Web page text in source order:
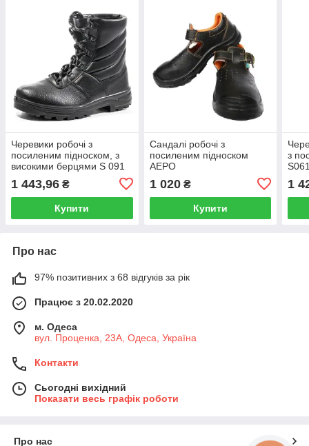
Черевики робочі з
посиленим підноском, з
високими берцями S 091
1 443,96 ₴
Купити
Сандалі робочі з
посиленим підноском
АЕРО
1 020₴
Купити
з
1
Про нас
97% позитивних з 68 відгуків за рік
Працює з 20.02.2020
м. Одеса
вул. Проценка, 23А, Одеса, Україна
Контакти
Сьогодні вихідний
Показати весь графік роботи
Про нас